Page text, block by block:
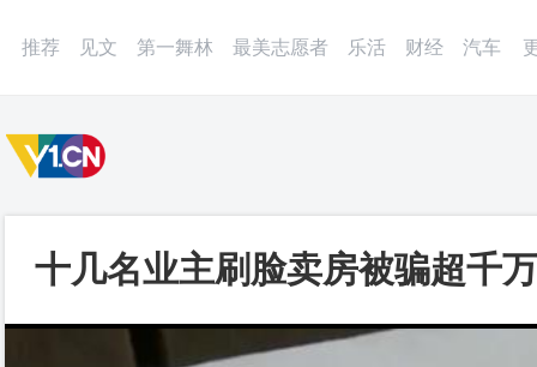
推荐 见文 第一舞林 最美志愿者 乐活 财经 汽车
十几名业主刷脸卖房被骗超千
应_第一视频